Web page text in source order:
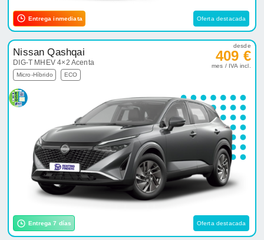
Entrega inmediata Oferta destacada
Nissan Qashqai
DIG-T MHEV 4×2 Acenta
Micro-Híbrido ECO
desde
409 €
mes / IVA incl.
Entrega 7 días Oferta destacada